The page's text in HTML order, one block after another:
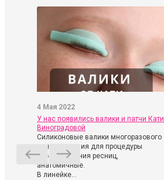
4 Мая 2022
У нас появились валики и патчи Кати
Виноградовой
Силиконовые валики многоразового
использования для процедуры
ламинирования ресниц,
анатомичные.
В линейке...